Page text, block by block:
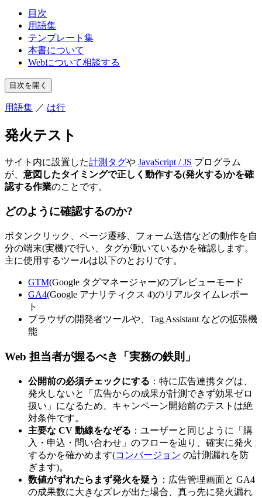
目次
用語集
テンプレート集
本書について
Webについて相談する
目次を開く
用語集 ／ は行
発火テスト
サイト内に設置した計測タグや JavaScript / JS プログラム
が、 意図したタイミングで正しく動作する(発火する)かを確
認する作業のことです。
どのように確認するのか?
ボタンクリック、ページ遷移、フォーム送信などの動作を自
分の端末(実機)で行い、タグが動いているかを確認します。
主に使用するツールは以下のとおりです。
GTM(Google タグマネージャー)のプレビューモード
GA4(Google アナリティクス 4)のリアルタイムレポー
ト
ブラウザの開発者ツールや、Tag Assistant などの拡張機
能
Web 担当者が握るべき「実務の鉄則」
公開前の必須チェックにする ：特に広告連携タグは、
発火しないと「広告からの成果が計測できず効果ゼロ
扱い」になるため、キャンペーン開始前のテストは絶
対条件です。
主要な CV 動線をなぞる ：ユーザーと同じように「購
入・申込・問い合わせ」のフローを辿り、確実に発火
するかを確かめます(コンバージョン の計測漏れを防
ぎます)。
数値がずれたらまず発火を疑う ：広告管理画面と GA4
の成果数に大きなズレが出た場合、真っ先に発火漏れ